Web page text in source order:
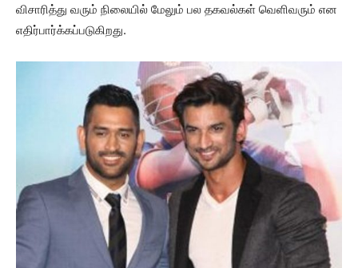
விசாரித்து வரும் நிலையில் மேலும் பல தகவல்கள் வெளிவரும் என
எதிர்பார்க்கப்படுகிறது.